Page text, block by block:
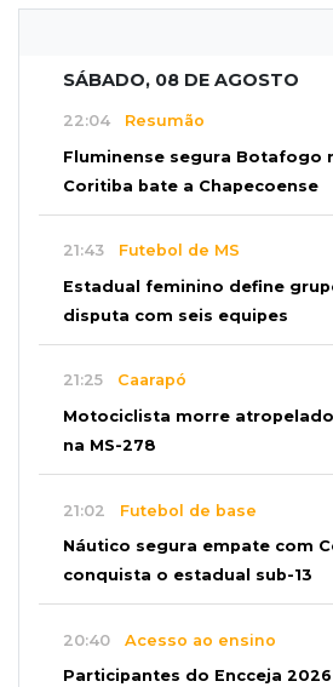
SÁBADO, 08 DE AGOSTO
22:04 Resumão
Fluminense segura Botafogo
Coritiba bate a Chapecoense
21:43 Futebol de MS
Estadual feminino define
disputa com seis equipes
21:25 Caarapó
Motociclista morre
na MS-278
21:02 Futebol de base
Náutico segura empate com
conquista o estadual sub-13
20:40 Acesso ao ensino
Participantes do Encceja